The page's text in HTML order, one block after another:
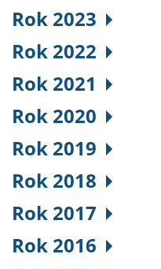
Rok 2023
Rok 2022
Rok 2021
Rok 2020
Rok 2019
Rok 2018
Rok 2017
Rok 2016